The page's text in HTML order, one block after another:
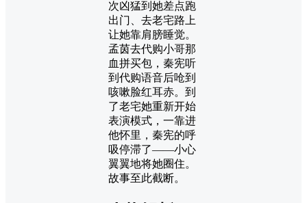
次凶猛到她差点跑
出门、去老宅路上
让她靠肩膀睡觉。
孟茵去代购小哥那
血拼买包，秦宪听
到代购语音后呛到
咳嗽脸红耳赤。到
了老宅她重新开始
表演模式，一靠进
他怀里，秦宪的呼
吸停滞了——小心
翼翼地将她圈住。
故事至此截断。